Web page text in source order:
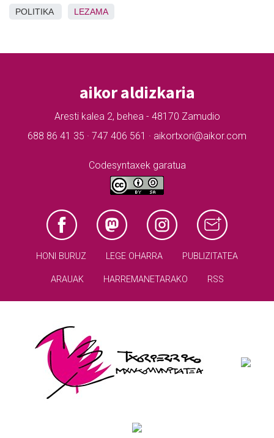
POLITIKA LEZAMA
aikor aldizkaria
Aresti kalea 2, behea - 48170 Zamudio
688 86 41 35 · 747 406 561 · aikortxori@aikor.com
Codesyntaxek garatua
HONI BURUZ LEGE OHARRA PUBLIZITATEA
ARAUAK HARREMANETARAKO RSS